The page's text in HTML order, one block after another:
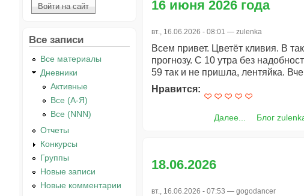
16 июня 2026 года
вт., 16.06.2026 - 08:01 — zulenka
Всем привет. Цветёт кливия. В
прогнозу. С 10 утра без
59 так и не пришла, лентяйка.
Нравится:
Далее... Блог
18.06.2026
вт., 16.06.2026 - 07:53 — gogodancer
Все записи
Все материалы
Дневники
Активные
Все (А-Я)
Все (NNN)
Отчеты
Конкурсы
Группы
Новые записи
Новые комментарии